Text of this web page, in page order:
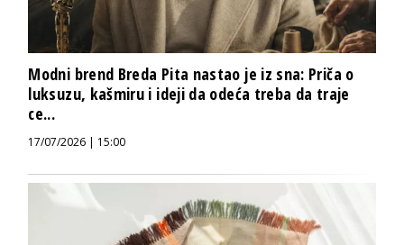
Modni brend Breda Pita nastao je iz sna: Priča o
luksuzu, kašmiru i ideji da odeća treba da traje
ce...
17/07/2026 | 15:00